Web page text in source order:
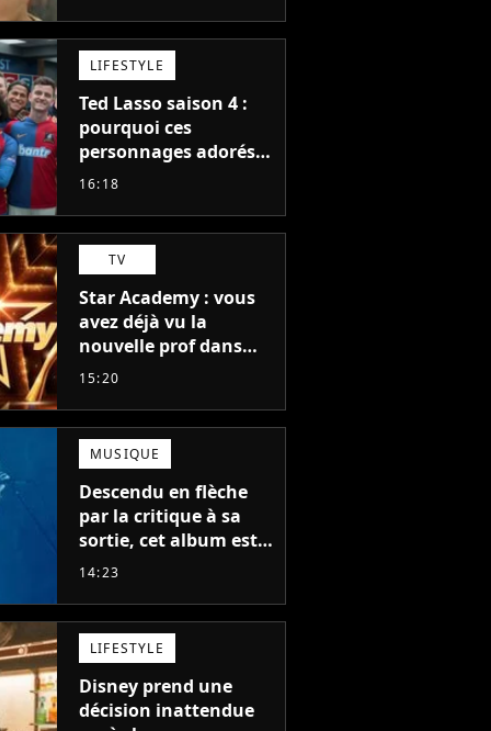
blockbuster
LIFESTYLE
Ted Lasso saison 4 :
pourquoi ces
personnages adorés
des fans ne sont pas
16:18
TV
Star Academy : vous
avez déjà vu la
nouvelle prof dans
The Voice et aux
15:20
MUSIQUE
Descendu en flèche
par la critique à sa
sortie, cet album est
en train de devenir le
auteur
14:23
LIFESTYLE
Disney prend une
décision inattendue